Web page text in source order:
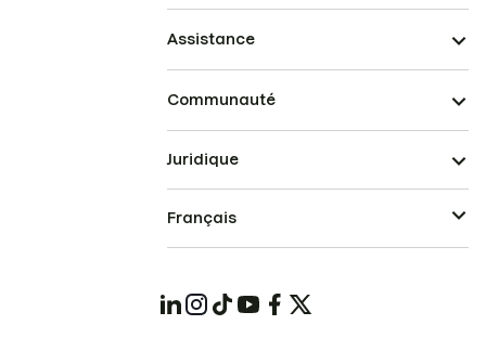
Assistance
Communauté
Juridique
Français